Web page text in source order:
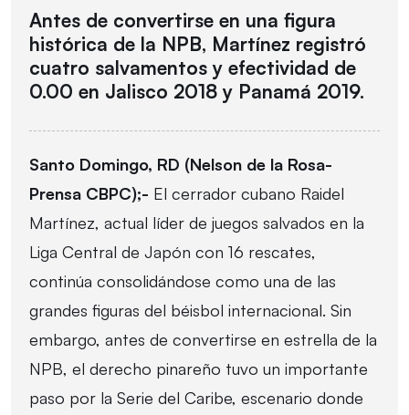
Antes de convertirse en una figura
histórica de la NPB, Martínez registró
cuatro salvamentos y efectividad de
0.00 en Jalisco 2018 y Panamá 2019.
Santo Domingo, RD (Nelson de la Rosa-
Prensa CBPC);- El cerrador cubano Raidel
Martínez, actual líder de juegos salvados en la
Liga Central de Japón con 16 rescates,
continúa consolidándose como una de las
grandes figuras del béisbol internacional. Sin
embargo, antes de convertirse en estrella de la
NPB, el derecho pinareño tuvo un importante
paso por la Serie del Caribe, escenario donde